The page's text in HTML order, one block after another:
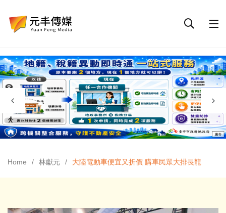
Home 林獻元 大陸電動車便宜又折價 購車民眾大排長龍